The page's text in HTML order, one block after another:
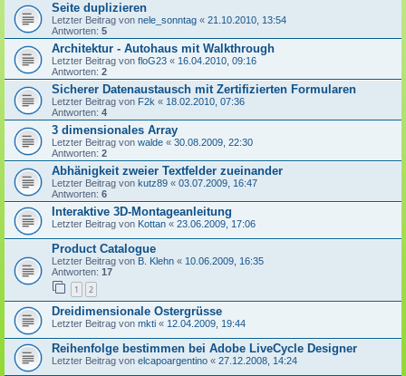
Seite duplizieren
Letzter Beitrag von nele_sonntag « 21.10.2010, 13:54
Antworten: 5
Architektur - Autohaus mit Walkthrough
Letzter Beitrag von floG23 « 16.04.2010, 09:16
Antworten: 2
Sicherer Datenaustausch mit Zertifizierten Formularen
Letzter Beitrag von F2k « 18.02.2010, 07:36
Antworten: 4
3 dimensionales Array
Letzter Beitrag von walde « 30.08.2009, 22:30
Antworten: 2
Abhänigkeit zweier Textfelder zueinander
Letzter Beitrag von kutz89 « 03.07.2009, 16:47
Antworten: 6
Interaktive 3D-Montageanleitung
Letzter Beitrag von Kottan « 23.06.2009, 17:06
Product Catalogue
Letzter Beitrag von B. Klehn « 10.06.2009, 16:35
Antworten: 17
1 2
Dreidimensionale Ostergrüsse
Letzter Beitrag von mkti « 12.04.2009, 19:44
Reihenfolge bestimmen bei Adobe LiveCycle Designer
Letzter Beitrag von elcapoargentino « 27.12.2008, 14:24